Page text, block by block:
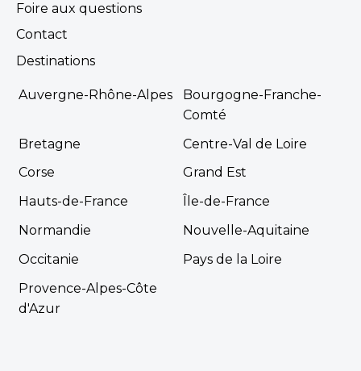
Foire aux questions
Contact
Destinations
Auvergne-Rhône-Alpes
Bourgogne-Franche-
Comté
Bretagne
Centre-Val de Loire
Corse
Grand Est
Hauts-de-France
Île-de-France
Normandie
Nouvelle-Aquitaine
Occitanie
Pays de la Loire
Provence-Alpes-Côte
d'Azur